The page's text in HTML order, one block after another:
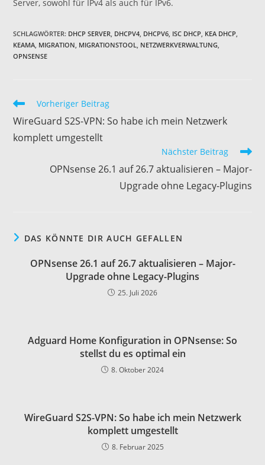
Server, sowohl für IPv4 als auch für IPv6.
SCHLAGWÖRTER: DHCP SERVER, DHCPV4, DHCPV6, ISC DHCP, KEA DHCP,
KEAMA, MIGRATION, MIGRATIONSTOOL, NETZWERKVERWALTUNG,
OPNSENSE
Weitere
ansehen
Vorheriger Beitrag
WireGuard S2S-VPN: So habe ich mein Netzwerk
komplett umgestellt
Nächster Beitrag
OPNsense 26.1 auf 26.7 aktualisieren – Major-
Upgrade ohne Legacy-Plugins
DAS KÖNNTE DIR AUCH GEFALLEN
OPNsense 26.1 auf 26.7 aktualisieren – Major-
Upgrade ohne Legacy-Plugins
25. Juli 2026
Adguard Home Konfiguration in OPNsense: So
stellst du es optimal ein
8. Oktober 2024
WireGuard S2S-VPN: So habe ich mein Netzwerk
komplett umgestellt
8. Februar 2025